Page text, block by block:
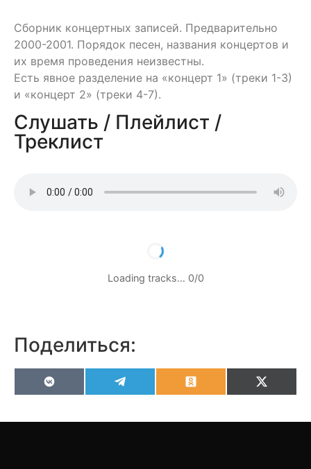
Сборник концертных записей. Предварительно
2000-2001. Порядок песен, названия концертов и
их время проведения неизвестны.
Есть явное разделение на «концерт 1» (треки 1-3)
и «концерт 2» (треки 4-7).
Слушать / Плейлист /
Треклист
Loading tracks… 0/0
Поделиться:
VK OdnoklassnikiX